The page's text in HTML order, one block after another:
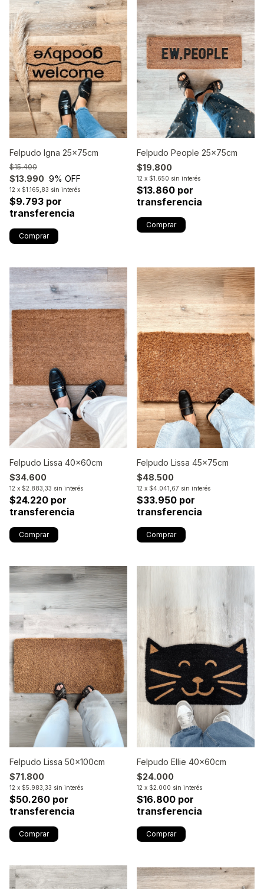
Felpudo Igna 25x75cm
$13.990
$15.400
9% OFF
12 x $1.165,83 sin interés
$9.793 por
transferencia
Felpudo People 25x75cm
$19.800
12 x $1.650 sin interés
$13.860 por
transferencia
Felpudo Lissa 40x60cm
$34.600
12 x $2.883,33 sin interés
$24.220 por
transferencia
Felpudo Lissa 45x75cm
$48.500
12 x $4.041,67 sin interés
$33.950 por
transferencia
Felpudo Lissa 50x100cm
$71.800
12 x $5.983,33 sin interés
$50.260 por
transferencia
Felpudo Ellie 40x60cm
$24.000
12 x $2.000 sin interés
$16.800 por
transferencia